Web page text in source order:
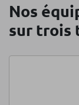
Nos
sur trois